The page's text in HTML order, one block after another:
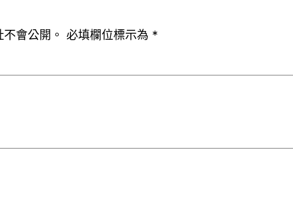
會公開。 必填欄位標示為 *